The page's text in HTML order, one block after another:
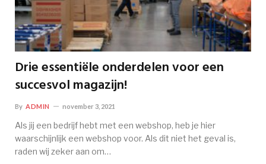
Drie essentiële onderdelen voor een
succesvol magazijn!
By ADMIN november 3, 2021
Als jij een bedrijf hebt met een webshop, heb je hier
waarschijnlijk een webshop voor. Als dit niet het geval is,
raden wij zeker aan om…